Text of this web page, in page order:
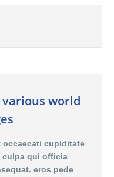
world
occaecati cupiditate
culpa qui officia
eros pede